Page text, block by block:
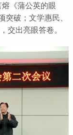
《蒲公英的眼
破；文学惠民、
交出亮眼答卷。